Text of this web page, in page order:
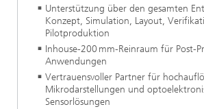
Unterstützung über den gesamten
Konzept, Simulation, Layout,
Pilotproduktion
Inhouse-200 mm-Reinraum für Post-
Anwendungen
Vertrauensvoller Partner für
Mikrodarstellungen und
Sensorlösungen